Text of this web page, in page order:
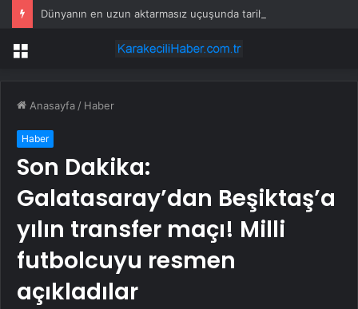
Menü
Anasayfa / Haber
Haber
Son Dakika:
Galatasaray’dan Beşiktaş’a
yılın transfer maçı! Milli
futbolcuyu resmen
açıkladılar